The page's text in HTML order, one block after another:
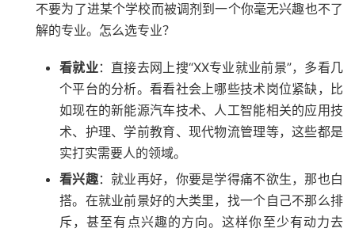
不要为了进某个学校而被调剂到一个你毫无兴趣也不了
解的专业。怎么选专业？
看就业：直接去网上搜“XX专业就业前景”，多看几
个平台的分析。看看社会上哪些技术岗位紧缺，比
如现在的新能源汽车技术、人工智能相关的应用技
术、护理、学前教育、现代物流管理等，这些都是
实打实需要人的领域。
看兴趣：就业再好，你要是学得痛不欲生，那也白
搭。在就业前景好的大类里，找一个自己不那么排
斥，甚至有点兴趣的方向。这样你至少有动力去